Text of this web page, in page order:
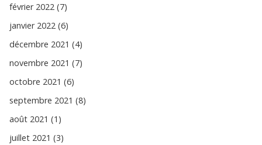
février 2022 (7)
janvier 2022 (6)
décembre 2021 (4)
novembre 2021 (7)
octobre 2021 (6)
septembre 2021 (8)
août 2021 (1)
juillet 2021 (3)